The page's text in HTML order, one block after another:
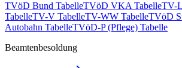
TVöD Bund TabelleTVöD VKA TabelleTV-
TabelleTV-V TabelleTV-WW TabelleTVöD
Autobahn TabelleTVöD-P (Pflege) Tabelle
Beamtenbesoldung